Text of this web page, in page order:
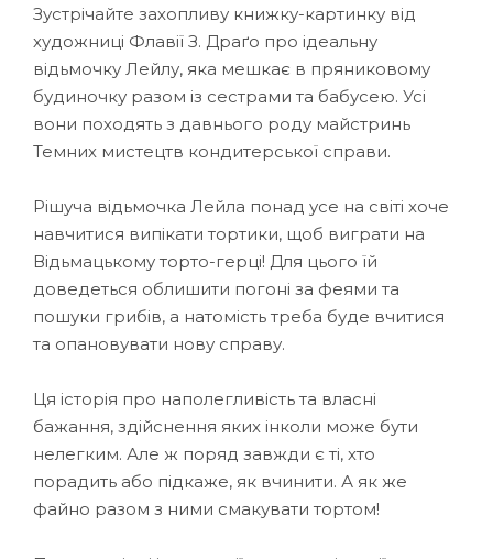
Зустрічайте захопливу книжку-картинку від
художниці Флавії З. Драґо про ідеальну
відьмочку Лейлу, яка мешкає в пряниковому
будиночку разом із сестрами та бабусею. Усі
вони походять з давнього роду майстринь
Темних мистецтв кондитерської справи.
Рішуча відьмочка Лейла понад усе на світі хоче
навчитися випікати тортики, щоб виграти на
Відьмацькому торто-герці! Для цього їй
доведеться облишити погоні за феями та
пошуки грибів, а натомість треба буде вчитися
та опановувати нову справу.
Ця історія про наполегливість та власні
бажання, здійснення яких інколи може бути
нелегким. Але ж поряд завжди є ті, хто
порадить або підкаже, як вчинити. А як же
файно разом з ними смакувати тортом!